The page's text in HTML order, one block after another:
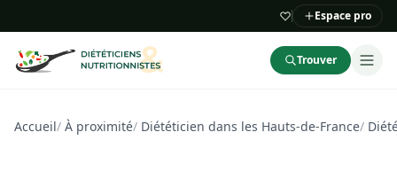
Espace pro
Trouver
Accueil/ À proximité/ Diététicien dans les Hauts-de-France/